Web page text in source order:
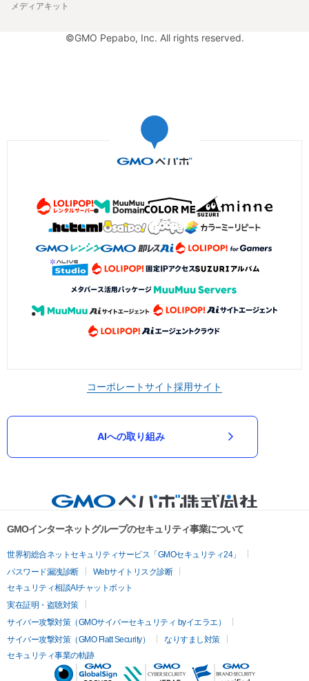
メディアキット
©GMO Pepabo, Inc. All rights reserved.
コーポレートサイト採用サイト
AIへの取り組み
GMOインターネットグループのセキュリティ事業について
世界初総合ネットセキュリティサービス「GMOセキュリティ24」
パスワード漏洩診断
Webサイトリスク診断
セキュリティ相談AIチャットボット
実在証明・盗聴対策
サイバー攻撃対策（GMOサイバーセキュリティ byイエラエ）
サイバー攻撃対策（GMO Flatt Security）
なりすまし対策
セキュリティ事業の軌跡